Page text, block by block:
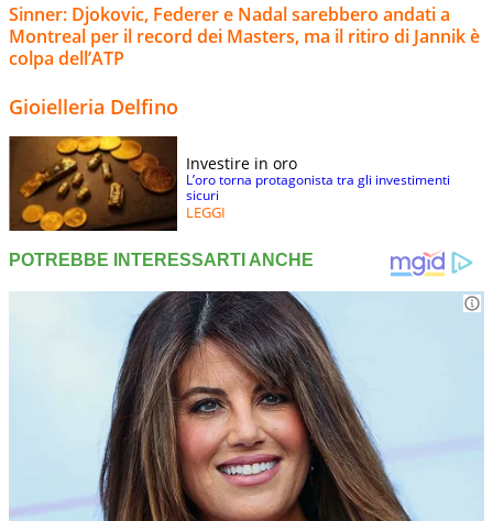
Sinner: Djokovic, Federer e Nadal sarebbero andati a
Montreal per il record dei Masters, ma il ritiro di Jannik è
colpa dell’ATP
Gioielleria Delfino
Investire in oro
L’oro torna protagonista tra gli investimenti
sicuri
LEGGI